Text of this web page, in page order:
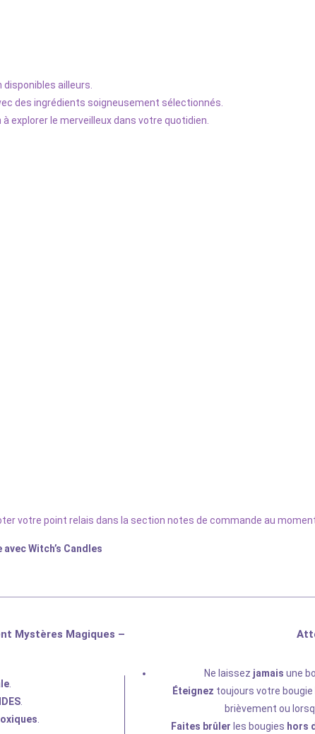
ailleurs.
des ingrédients soigneusement sélectionnés.
explorer le merveilleux dans votre quotidien.
votre point relais dans la section notes de commande au
Witch’s Candles
Mystères Magiques –
.
.
.
Ne laissez jamais une
Éteignez toujours votre bougie
brièvement ou
Faites brûler les bougies hors